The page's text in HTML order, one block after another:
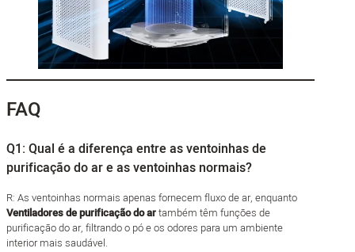
FAQ
Q1: Qual é a diferença entre as ventoinhas de
purificação do ar e as ventoinhas normais?
R: As ventoinhas normais apenas fornecem fluxo de ar, enquanto
Ventiladores de purificação do artambém têm funções de
purificação do ar, filtrando o pó e os odores para um ambiente
interior mais saudável.